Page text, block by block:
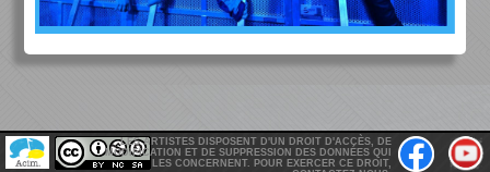
LES ARTISTES DISPOSENT D'UN DROIT D'ACCÈS, DE
MODIFICATION ET DE SUPPRESSION DES DONNÉES QUI
LES CONCERNENT. POUR EXERCER CE DROIT,